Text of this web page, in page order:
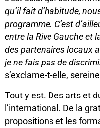
qu’il fait d’habitude,
programme. C’est
entre la Rive Gauche et
des partenaires locaux
je ne fais pas de
s’exclame-t-elle,
Tout y est. Des arts et
l’international. De la
propositions et les